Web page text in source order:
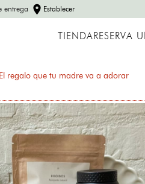
peninsular y Portugal
TIENDARESERVA
El regalo que tu madre va a adorar